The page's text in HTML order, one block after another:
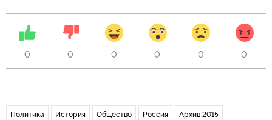
0 0 0 0 0 0
Политика История Общество Россия Архив 2015